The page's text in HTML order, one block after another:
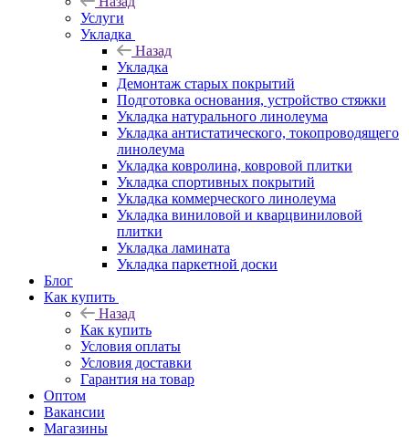
Услуги
Укладка
Назад
Укладка
Демонтаж старых покрытий
Подготовка основания, устройство стяжки
Укладка натурального линолеума
Укладка антистатического, токопроводящего
линолеума
Укладка ковролина, ковровой плитки
Укладка спортивных покрытий
Укладка коммерческого линолеума
Укладка виниловой и кварцвиниловой
плитки
Укладка ламината
Укладка паркетной доски
Блог
Как купить
Назад
Как купить
Условия оплаты
Условия доставки
Гарантия на товар
Оптом
Вакансии
Магазины